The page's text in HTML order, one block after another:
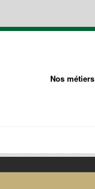
Nos métiers